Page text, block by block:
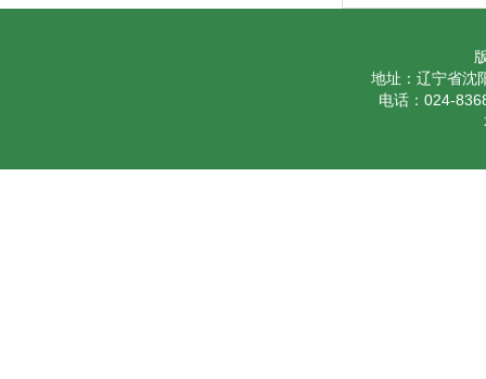
地址：辽宁省沈
电话：024-